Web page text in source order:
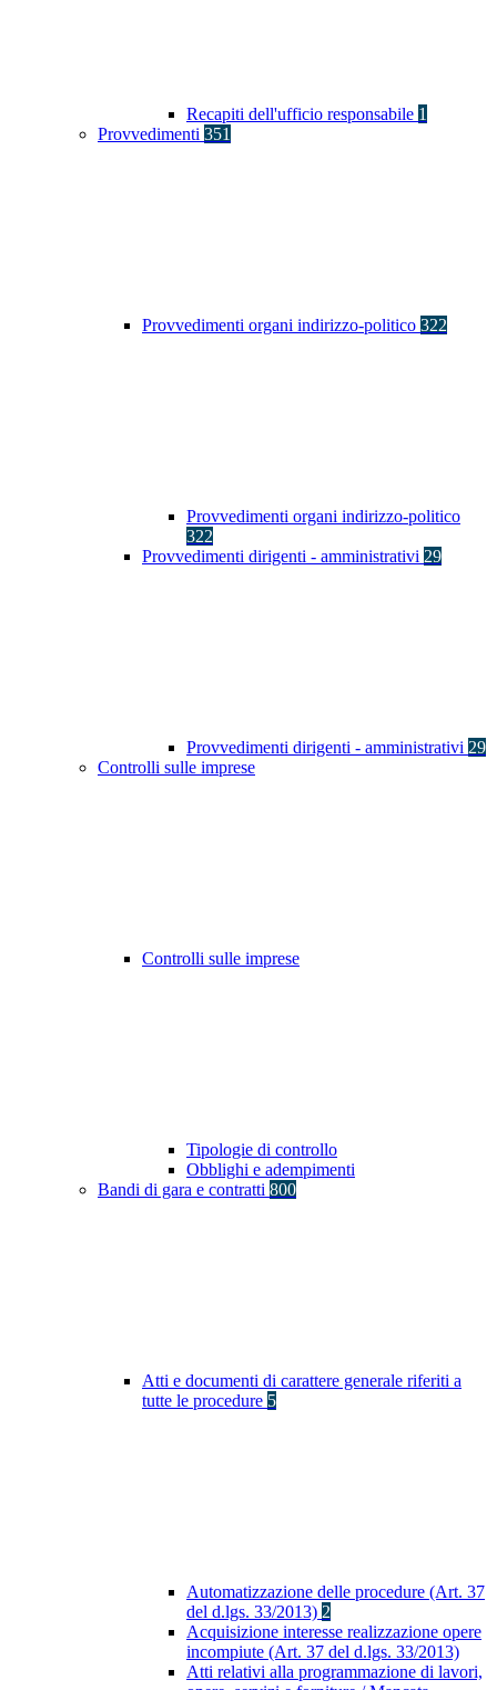
Recapiti dell'ufficio responsabile 1
Provvedimenti 351
Provvedimenti organi indirizzo-politico 322
Provvedimenti organi indirizzo-politico
322
Provvedimenti dirigenti - amministrativi 29
Provvedimenti dirigenti - amministrativi 29
Controlli sulle imprese
Controlli sulle imprese
Tipologie di controllo
Obblighi e adempimenti
Bandi di gara e contratti 800
Atti e documenti di carattere generale riferiti a
tutte le procedure 5
Automatizzazione delle procedure (Art. 37
del d.lgs. 33/2013) 2
Acquisizione interesse realizzazione opere
incompiute (Art. 37 del d.lgs. 33/2013)
Atti relativi alla programmazione di lavori,